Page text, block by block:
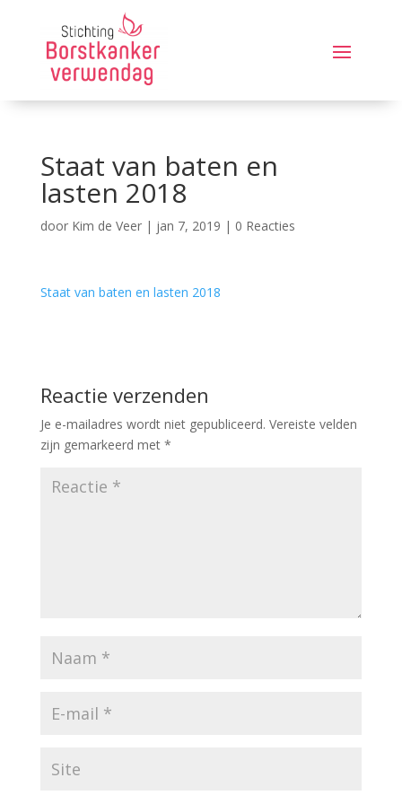
Staat van baten en
lasten 2018
door Kim de Veer| jan 7, 2019 | 0 Reacties
Staat van baten en lasten 2018
Reactie verzenden
Je e-mailadres wordt niet gepubliceerd. Vereiste velden
zijn gemarkeerd met *